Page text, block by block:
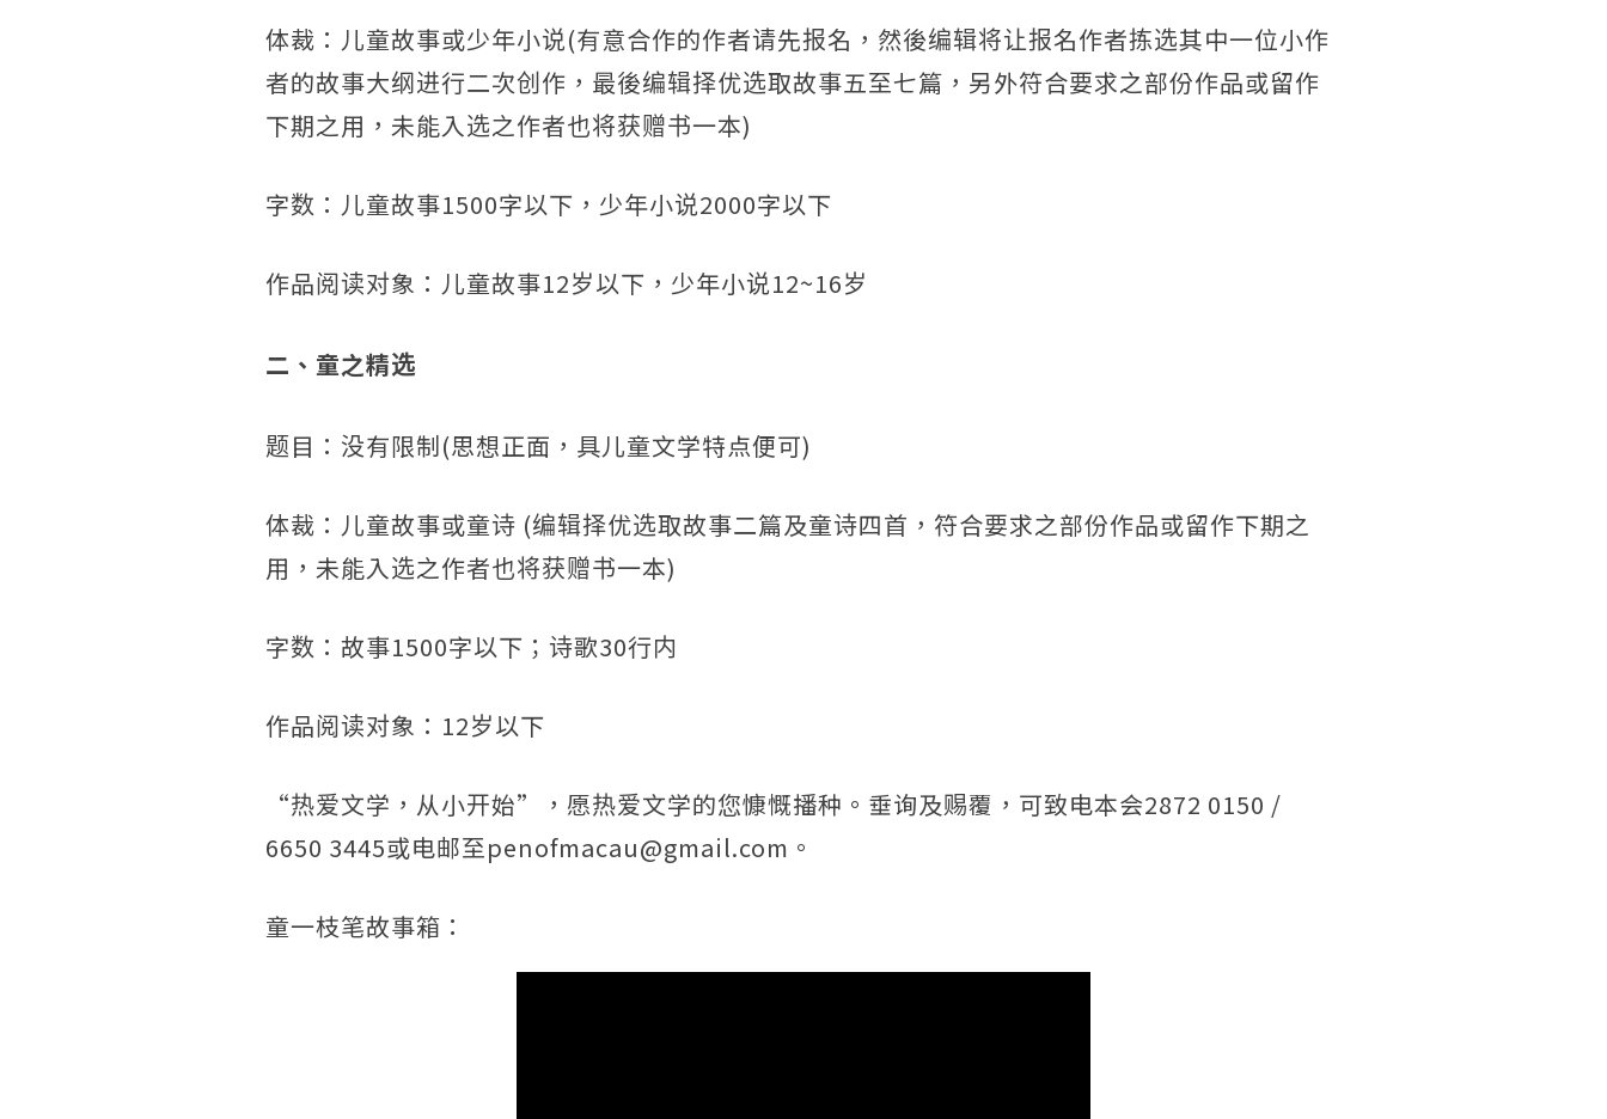
体裁：儿童故事或少年小说(有意合作的作者请先报名，然後编辑将让报名作者拣选其中一位小作
者的故事大纲进行二次创作，最後编辑择优选取故事五至七篇，另外符合要求之部份作品或留作
下期之用，未能入选之作者也将获赠书一本)
字数：儿童故事1500字以下，少年小说2000字以下
作品阅读对象：儿童故事12岁以下，少年小说12~16岁
二、童之精选
题目：没有限制(思想正面，具儿童文学特点便可)
体裁：儿童故事或童诗 (编辑择优选取故事二篇及童诗四首，符合要求之部份作品或留作下期之
用，未能入选之作者也将获赠书一本)
字数：故事1500字以下；诗歌30行内
作品阅读对象：12岁以下
“热爱文学，从小开始”，愿热爱文学的您慷慨播种。垂询及赐覆，可致电本会2872 0150 /
6650 3445或电邮至penofmacau@gmail.com。
童一枝笔故事箱：